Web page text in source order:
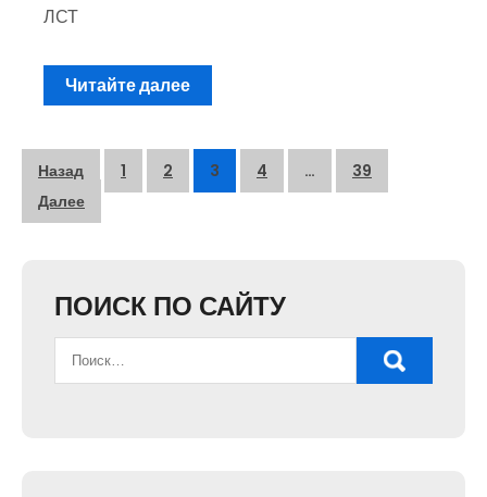
ЛСТ
Читайте далее
Пагинация
записей
Назад 1 2 3 4 …
39
Далее
ПОИСК ПО САЙТУ